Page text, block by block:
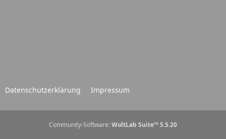
Datenschutzerklärung Impressum
Community-Software: WoltLab Suite™ 5.5.20